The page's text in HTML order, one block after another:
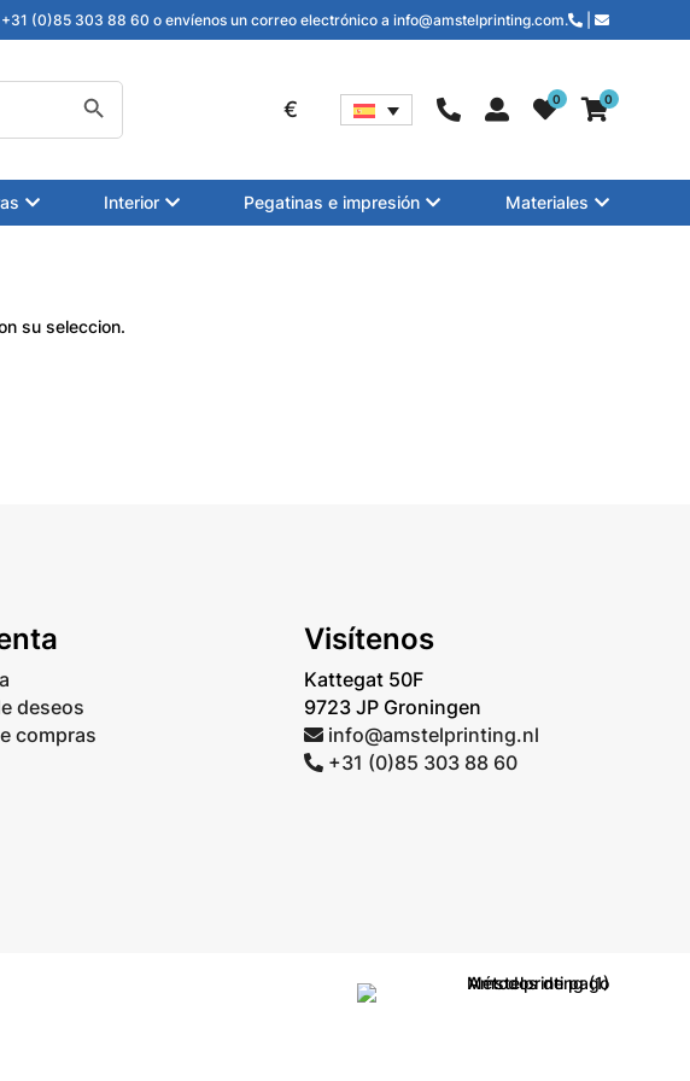
(0)85 303 88 60 o envíenos un correo electrónico a info@amstelprinting.com.
Botón de búsqueda
€ 0 0
Interior Pegatinas e impresión Materiales
su seleccion.
deseos
compras
Visítenos
Kattegat 50F
9723 JP Groningen
info@amstelprinting.nl
+31 (0)85 303 88 60